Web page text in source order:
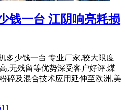
钱一台 江阴响亮耗损
多少钱一台 专业厂家,较大限度
,无残留等优势深受客户好评.煤
碎及混合技术应用延伸至欧洲,美